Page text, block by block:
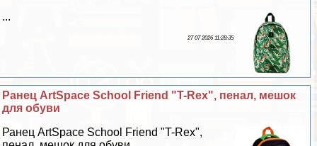
...
27 07 2026 11:28:35
Ранец ArtSpace School Friend "T-Rex", пенал, мешок
для обуви
Ранец ArtSpace School Friend "T-Rex",